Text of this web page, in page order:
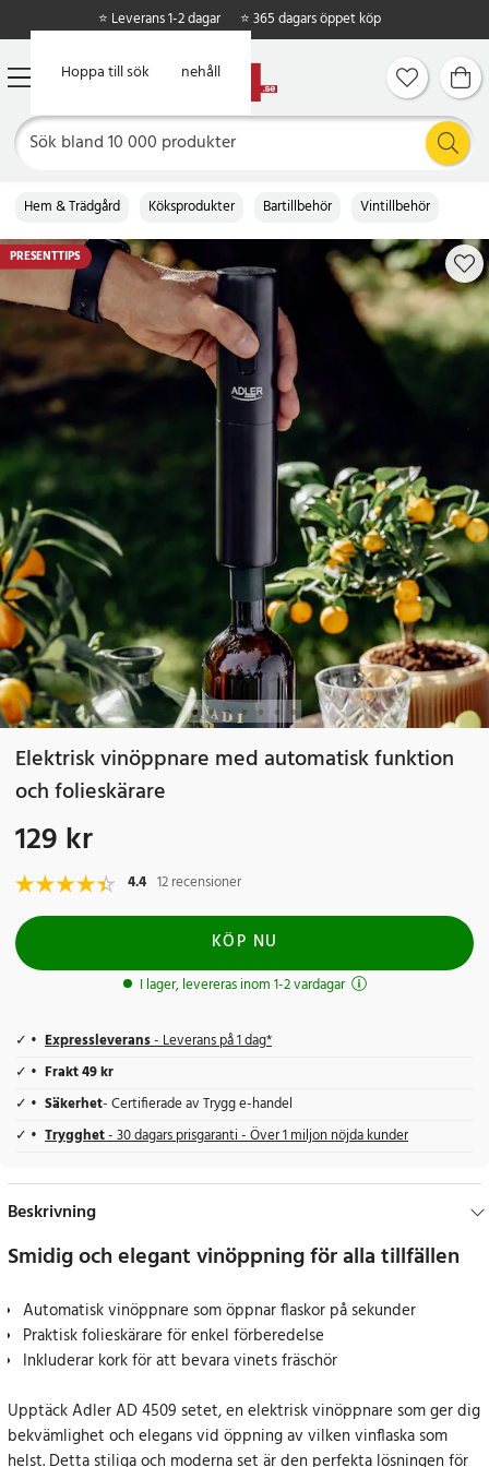
Hoppa till huvudinnehåll
Hoppa till sök
⭐ Leverans 1-2 dagar ⭐ 365 dagars öppet köp
Hem & Trädgård Köksprodukter Bartillbehör Vintillbehör
PRESENTTIPS
Elektrisk vinöppnare med automatisk funktion
och folieskärare
Pris:129 kr
129 kr
4.4 12 recensioner
KÖP NU
I lager, levereras inom 1-2 vardagar
Expressleverans- Leverans på 1 dag*
Frakt 49 kr
Säkerhet- Certifierade av Trygg e-handel
Trygghet- 30 dagars prisgaranti - Över 1 miljon nöjda kunder
Beskrivning
Smidig och elegant vinöppning för alla tillfällen
Automatisk vinöppnare som öppnar flaskor på sekunder
Praktisk folieskärare för enkel förberedelse
Inkluderar kork för att bevara vinets fräschör
Upptäck Adler AD 4509 setet, en elektrisk vinöppnare som ger dig
bekvämlighet och elegans vid öppning av vilken vinflaska som
helst. Detta stiliga och moderna set är den perfekta lösningen för